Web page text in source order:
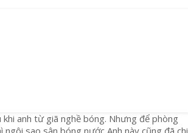
anh từ giã nghề bóng. Nhưng để phòng